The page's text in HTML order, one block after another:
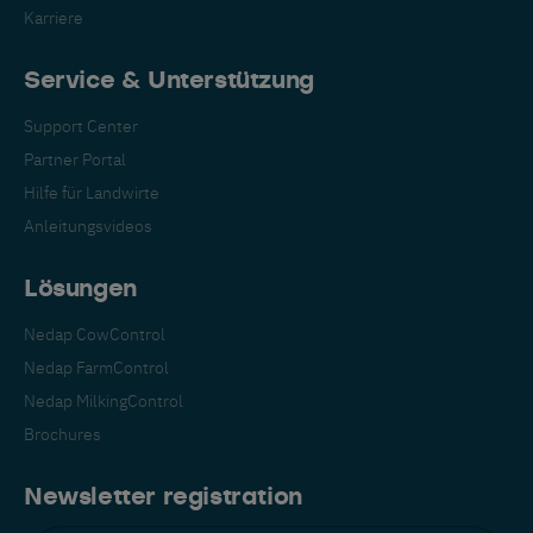
Karriere
Service & Unterstützung
Support Center
Partner Portal
Hilfe für Landwirte
Anleitungsvideos
Lösungen
Nedap CowControl
Nedap FarmControl
Nedap MilkingControl
Brochures
Newsletter registration
Wechseln Sie zu Ihrer
wechseln zu: